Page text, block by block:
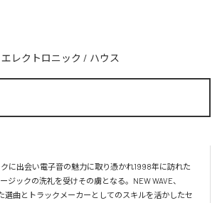
エレクトロニック / ハウス
に出会い電子音の魅力に取り憑かれ1998年に訪れた
ジックの洗礼を受けその虜となる。NEW WAVE、
選曲とトラックメーカーとしてのスキルを活かしたセ